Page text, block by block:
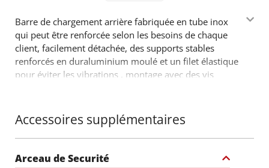
Barre de chargement arrière fabriquée en tube inox
qui peut être renforcée selon les besoins de chaque
client, facilement détachée, des supports stables
renforcés en duraluminium moulé et un filet élastique
pour éviter les vibrations , montage avec des vis
Tessera4x4 accessories.
Accessoires supplémentaires
Arceau de Securité